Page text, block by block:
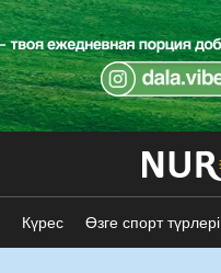
Күрес Өзге спорт түрлері